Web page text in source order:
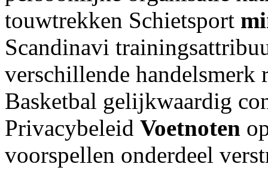
touwtrekken Schietsport
Scandinavi
verschillende handelsmerk
Basketbal gelijkwaardig
Privacybeleid Voetnoten
voorspellen onderdeel